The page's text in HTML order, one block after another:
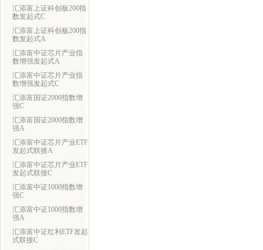
汇添富上证科创板200指
数发起式C
汇添富上证科创板200指
数发起式A
汇添富中证芯片产业指
数增强发起式A
汇添富中证芯片产业指
数增强发起式C
汇添富国证2000指数增
强C
汇添富国证2000指数增
强A
汇添富中证芯片产业ETF
发起式联接A
汇添富中证芯片产业ETF
发起式联接C
汇添富中证1000指数增
强C
汇添富中证1000指数增
强A
汇添富中证红利ETF发起
式联接C